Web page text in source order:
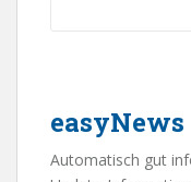
Automatisch gut